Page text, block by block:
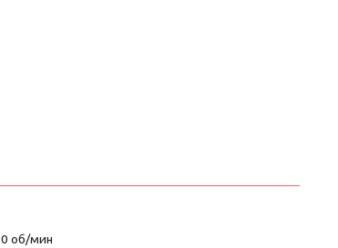
0 об/мин